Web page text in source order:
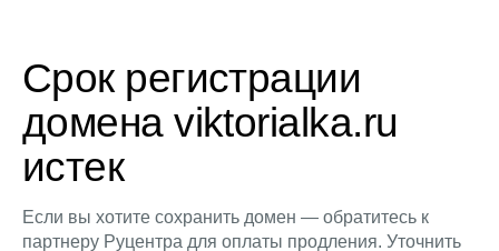
Срок регистрации
домена viktorialka.ru
истек
Если вы хотите сохранить домен — обратитесь к
партнеру Руцентра для оплаты продления. Уточнить